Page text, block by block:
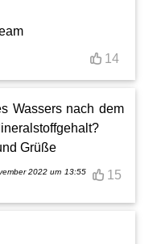
14
Wassers nach dem
Grüße
2022 um 13:55
15